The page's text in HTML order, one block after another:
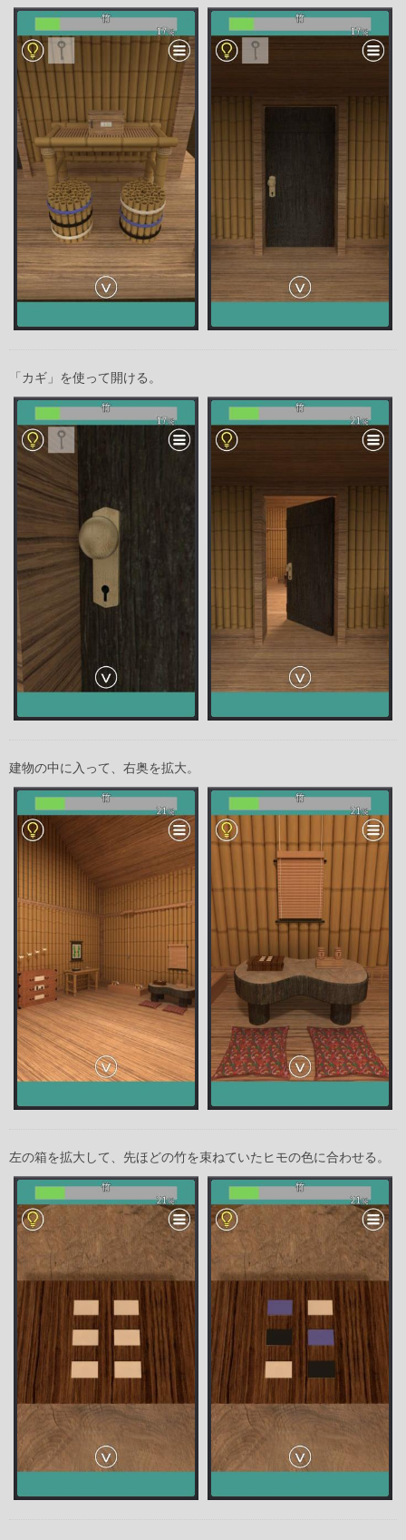
「カギ」を使って開ける。
建物の中に入って、右奥を拡大。
左の箱を拡大して、先ほどの竹を束ねていたヒモの色に合わせる。